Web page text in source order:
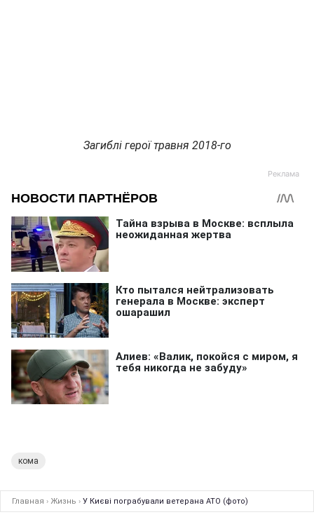
Загиблі герої травня 2018-го
кома
Главная › Жизнь › У Києві пограбували ветерана АТО (фото)